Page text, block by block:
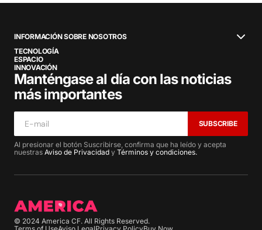
INFORMACIÓN SOBRE NOSOTROS
TECNOLOGÍA
ESPACIO
INNOVACIÓN
Manténgase al día con las noticias
más importantes
SUBSCRIBE
Al presionar el botón Suscribirse, confirma que ha leído y acepta
nuestras Aviso de Privacidad y Términos y condiciones.
© 2024 America CF. All Rights Reserved.